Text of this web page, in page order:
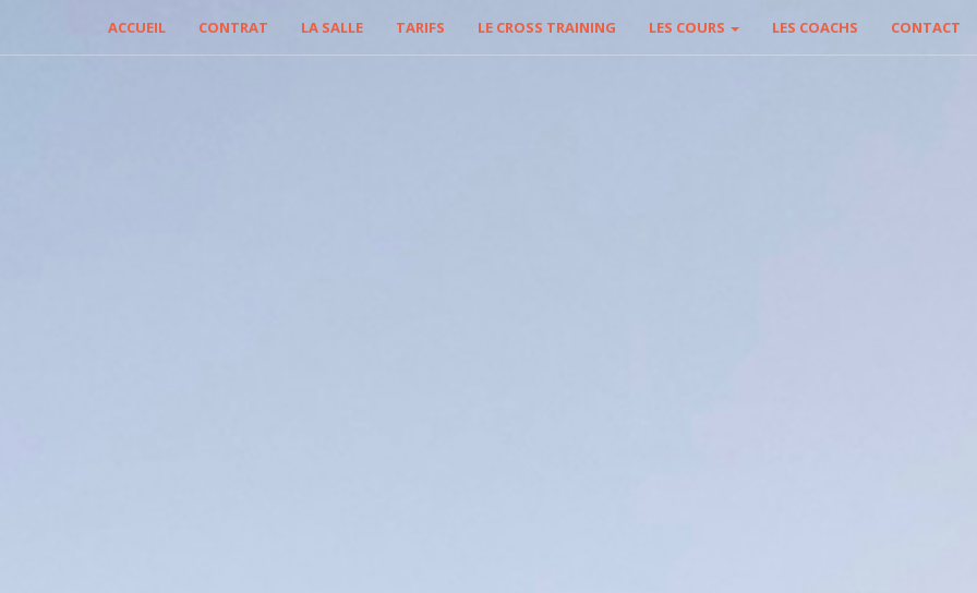
ACCUEIL CONTRAT LA SALLE TARIFS LE CROSS TRAINING LES COURS LES COACHS CONTACT